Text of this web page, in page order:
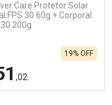
Care Protetor Solar
FPS 30 60g + Corporal
30 200g
,02
19% OFF